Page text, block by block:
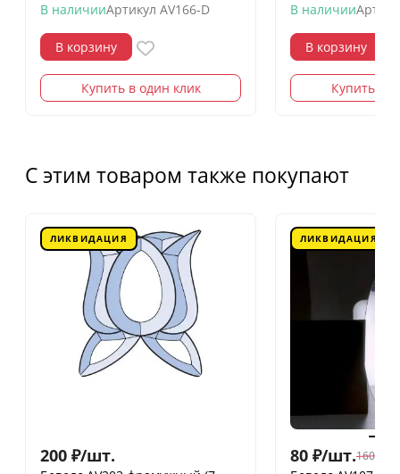
В наличииАртикул AV166-D
В корзину
Купить в один клик
В наличии
В корзину
Купить в
С этим товаром также покупают
ЛИКВИДАЦИЯ
200 ₽/шт.
ЛИКВИДАЦИЯ
80 ₽/шт.160